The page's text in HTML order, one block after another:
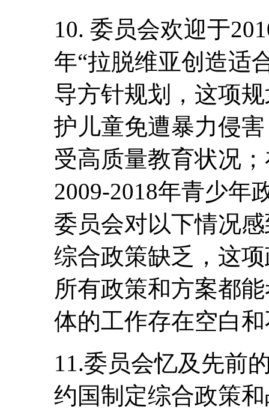
10. 委员会欢迎于
年“拉脱维亚创造适
导方针规划，这项
护儿童免遭暴力侵
受高质量教育状况
2009-2018年青少年
委员会对以下情况
综合政策缺乏，这
所有政策和方案都
体的工作存在空白
11.委员会忆及先前
约国制定综合政策